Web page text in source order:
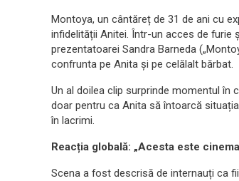
Montoya, un cântăreț de 31 de ani cu
infidelității Anitei. Într-un acces de furie
prezentatoarei Sandra Barneda
confrunta pe Anita și pe celălalt bărbat.
Un al doilea clip surprinde momentul în
doar pentru ca Anita să întoarcă
în lacrimi.
Reacția globală: „Acesta este
Scena a fost descrisă de internauți ca